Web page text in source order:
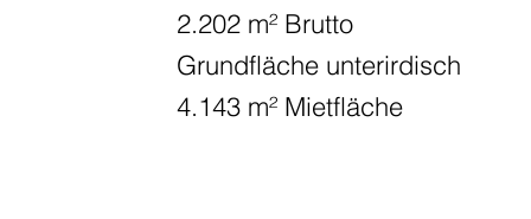
2.202 m² Brutto
Grundfläche unterirdisch
4.143 m² Mietfläche